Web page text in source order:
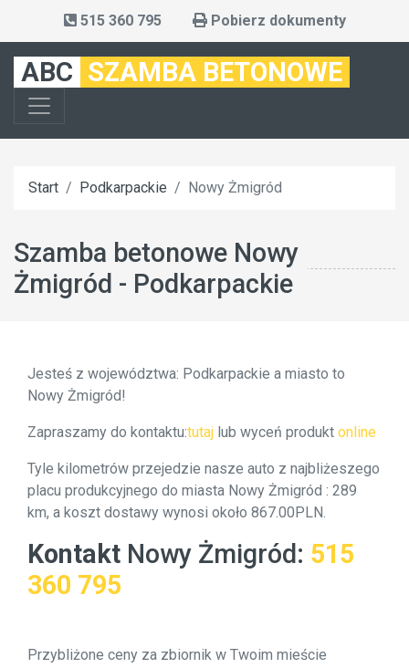
515 360 795 Pobierz dokumenty
ABC SZAMBA BETONOWE
Start Podkarpackie Nowy Żmigród
Szamba betonowe Nowy
Żmigród - Podkarpackie
Jesteś z województwa: Podkarpackie a miasto to
Nowy Żmigród!
Zapraszamy do kontaktu:tutaj lub wyceń produkt online
Tyle kilometrów przejedzie nasze auto z najbliżeszego
placu produkcyjnego do miasta Nowy Żmigród : 289
km, a koszt dostawy wynosi około 867.00PLN.
Kontakt Nowy Żmigród: 515
360 795
Przybliżone ceny za zbiornik w Twoim mieście